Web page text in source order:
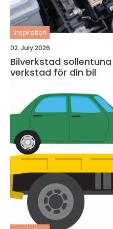
inspiration
02. July 2026
Bilverkstad sollentuna så väljer du rätt
verkstad för din bil